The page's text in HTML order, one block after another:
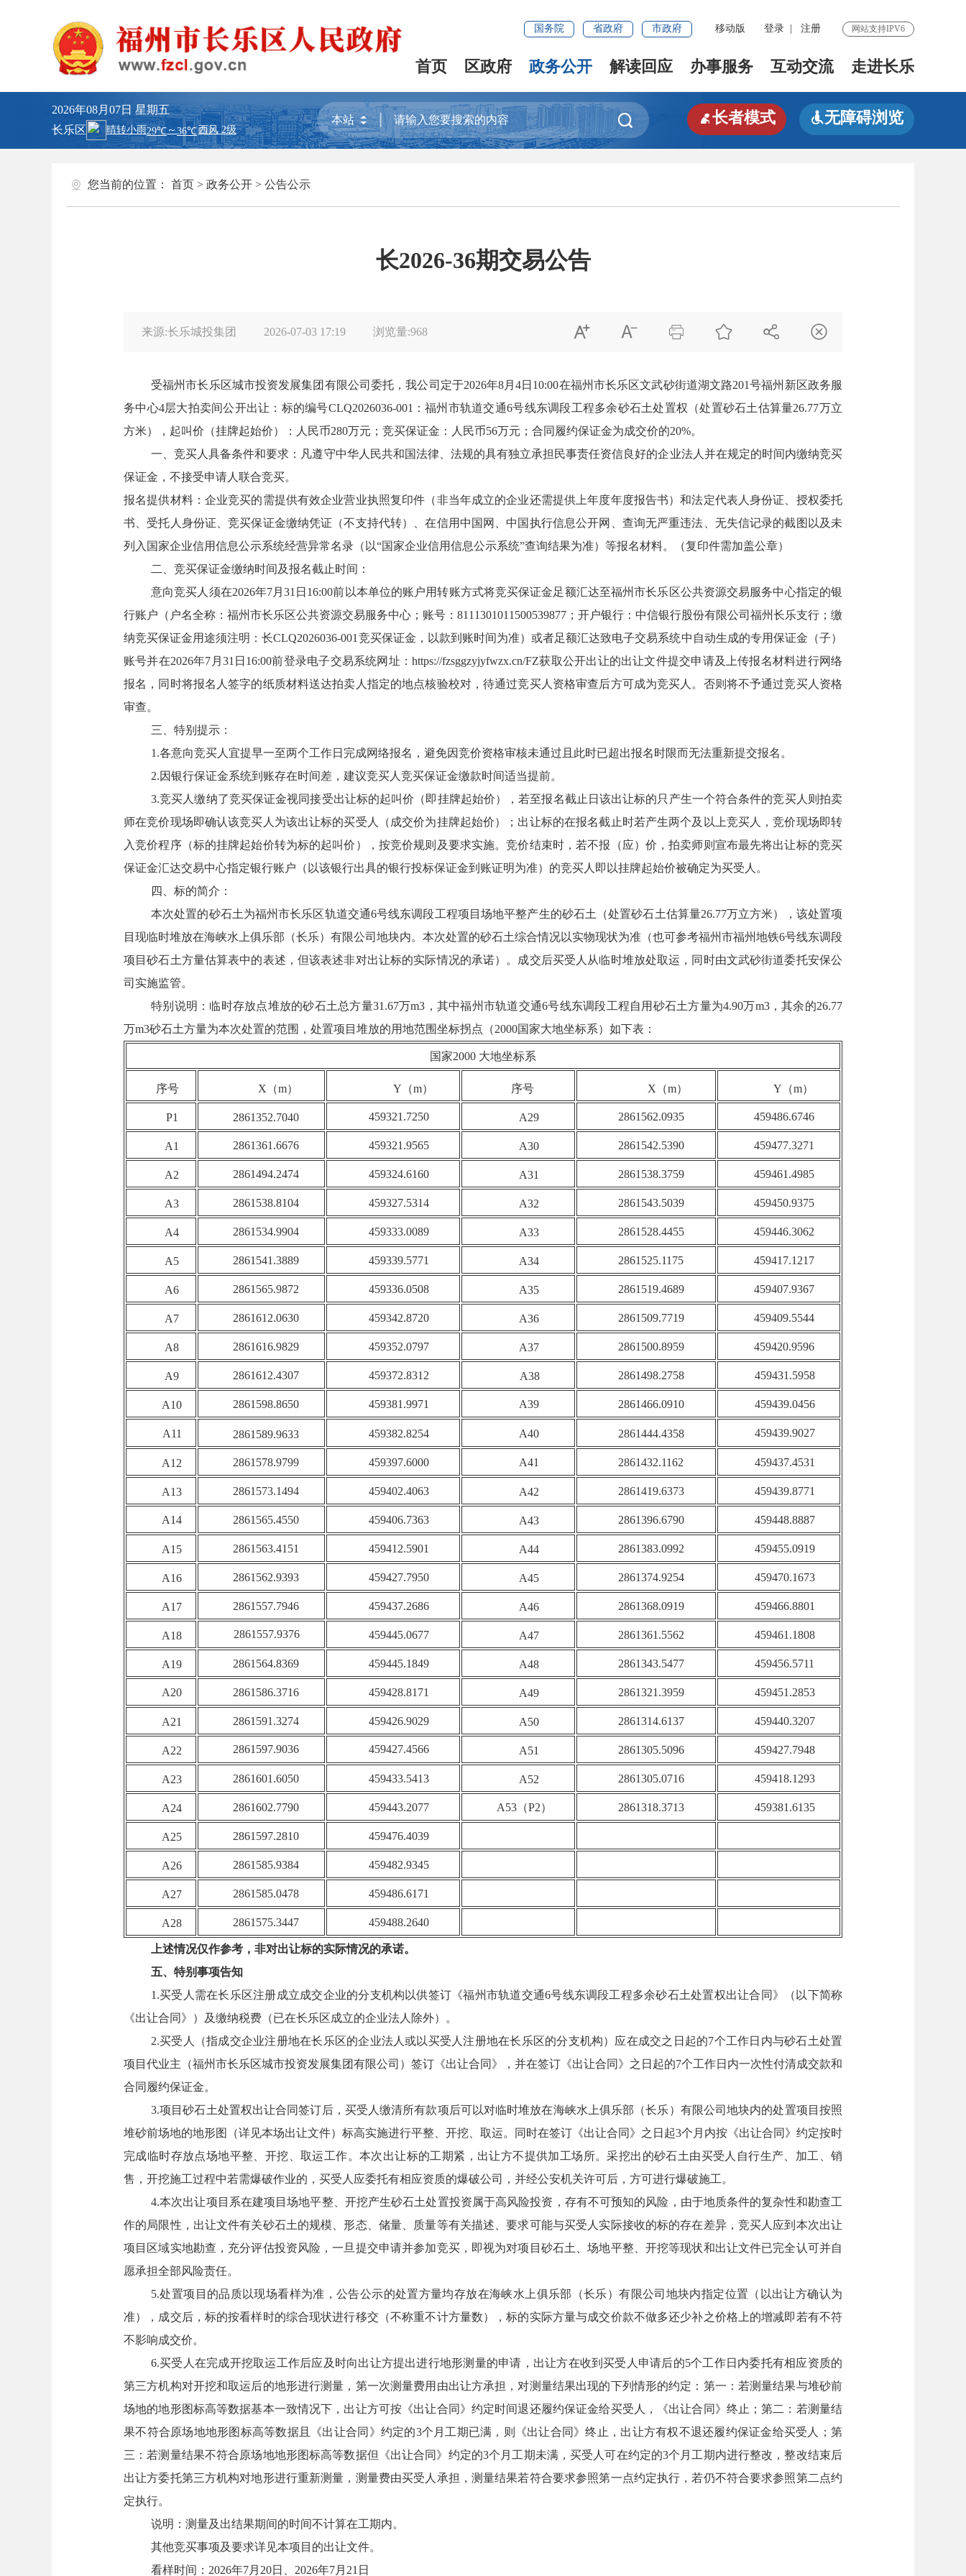
国务院 省政府 市政府 移动版 登录 注册 网站支持IPV6
首页 区政府 政务公开 解读回应 办事服务 互动交流 走进长乐
2026年08月07日 星期五
长乐区
 长者模式 无障碍浏览
您当前的位置： 首页 > 政务公开 > 公告公示
长2026-36期交易公告
来源:长乐城投集团 2026-07-03 17:19 浏览量:968      
受福州市长乐区城市投资发展集团有限公司委托，我公司定于2026年8月4日10:00在福州市长乐区文武砂街道湖文路201号福州新区政务服
务中心4层大拍卖间公开出让：标的编号CLQ2026036-001：福州市轨道交通6号线东调段工程多余砂石土处置权（处置砂石土估算量26.77万立
方米），起叫价（挂牌起始价）：人民币280万元；竞买保证金：人民币56万元；合同履约保证金为成交价的20%。
一、竞买人具备条件和要求：凡遵守中华人民共和国法律、法规的具有独立承担民事责任资信良好的企业法人并在规定的时间内缴纳竞买
保证金，不接受申请人联合竞买。
报名提供材料：企业竞买的需提供有效企业营业执照复印件（非当年成立的企业还需提供上年度年度报告书）和法定代表人身份证、授权委托
书、受托人身份证、竞买保证金缴纳凭证（不支持代转）、在信用中国网、中国执行信息公开网、查询无严重违法、无失信记录的截图以及未
列入国家企业信用信息公示系统经营异常名录（以“国家企业信用信息公示系统”查询结果为准）等报名材料。（复印件需加盖公章）
二、竞买保证金缴纳时间及报名截止时间：
意向竞买人须在2026年7月31日16:00前以本单位的账户用转账方式将竞买保证金足额汇达至福州市长乐区公共资源交易服务中心指定的银
行账户（户名全称：福州市长乐区公共资源交易服务中心；账号：8111301011500539877；开户银行：中信银行股份有限公司福州长乐支行；缴
纳竞买保证金用途须注明：长CLQ2026036-001竞买保证金，以款到账时间为准）或者足额汇达致电子交易系统中自动生成的专用保证金（子）
账号并在2026年7月31日16:00前登录电子交易系统网址：https://fzsggzyjyfwzx.cn/FZ获取公开出让的出让文件提交申请及上传报名材料进行网络
报名，同时将报名人签字的纸质材料送达拍卖人指定的地点核验校对，待通过竞买人资格审查后方可成为竞买人。否则将不予通过竞买人资格
审查。
三、特别提示：
1.各意向竞买人宜提早一至两个工作日完成网络报名，避免因竞价资格审核未通过且此时已超出报名时限而无法重新提交报名。
2.因银行保证金系统到账存在时间差，建议竞买人竞买保证金缴款时间适当提前。
3.竞买人缴纳了竞买保证金视同接受出让标的起叫价（即挂牌起始价），若至报名截止日该出让标的只产生一个符合条件的竞买人则拍卖
师在竞价现场即确认该竞买人为该出让标的买受人（成交价为挂牌起始价）；出让标的在报名截止时若产生两个及以上竞买人，竞价现场即转
入竞价程序（标的挂牌起始价转为标的起叫价），按竞价规则及要求实施。竞价结束时，若不报（应）价，拍卖师则宣布最先将出让标的竞买
保证金汇达交易中心指定银行账户（以该银行出具的银行投标保证金到账证明为准）的竞买人即以挂牌起始价被确定为买受人。
四、标的简介：
本次处置的砂石土为福州市长乐区轨道交通6号线东调段工程项目场地平整产生的砂石土（处置砂石土估算量26.77万立方米），该处置项
目现临时堆放在海峡水上俱乐部（长乐）有限公司地块内。本次处置的砂石土综合情况以实物现状为准（也可参考福州市福州地铁6号线东调段
项目砂石土方量估算表中的表述，但该表述非对出让标的实际情况的承诺）。成交后买受人从临时堆放处取运，同时由文武砂街道委托安保公
司实施监管。
特别说明：临时存放点堆放的砂石土总方量31.67万m3，其中福州市轨道交通6号线东调段工程自用砂石土方量为4.90万m3，其余的26.77
万m3砂石土方量为本次处置的范围，处置项目堆放的用地范围坐标拐点（2000国家大地坐标系）如下表：
国家2000 大地坐标系
序号 X（m） Y（m） 序号 X（m） Y（m）
P1 2861352.7040 459321.7250 A29 2861562.0935 459486.6746
A1 2861361.6676 459321.9565 A30 2861542.5390 459477.3271
A2 2861494.2474 459324.6160 A31 2861538.3759 459461.4985
A3 2861538.8104 459327.5314 A32 2861543.5039 459450.9375
A4 2861534.9904 459333.0089 A33 2861528.4455 459446.3062
A5 2861541.3889 459339.5771 A34 2861525.1175 459417.1217
A6 2861565.9872 459336.0508 A35 2861519.4689 459407.9367
A7 2861612.0630 459342.8720 A36 2861509.7719 459409.5544
A8 2861616.9829 459352.0797 A37 2861500.8959 459420.9596
A9 2861612.4307 459372.8312 A38 2861498.2758 459431.5958
A10 2861598.8650 459381.9971 A39 2861466.0910 459439.0456
A11 2861589.9633 459382.8254 A40 2861444.4358 459439.9027
A12 2861578.9799 459397.6000 A41 2861432.1162 459437.4531
A13 2861573.1494 459402.4063 A42 2861419.6373 459439.8771
A14 2861565.4550 459406.7363 A43 2861396.6790 459448.8887
A15 2861563.4151 459412.5901 A44 2861383.0992 459455.0919
A16 2861562.9393 459427.7950 A45 2861374.9254 459470.1673
A17 2861557.7946 459437.2686 A46 2861368.0919 459466.8801
A18 2861557.9376 459445.0677 A47 2861361.5562 459461.1808
A19 2861564.8369 459445.1849 A48 2861343.5477 459456.5711
A20 2861586.3716 459428.8171 A49 2861321.3959 459451.2853
A21 2861591.3274 459426.9029 A50 2861314.6137 459440.3207
A22 2861597.9036 459427.4566 A51 2861305.5096 459427.7948
A23 2861601.6050 459433.5413 A52 2861305.0716 459418.1293
A24 2861602.7790 459443.2077 A53（P2） 2861318.3713 459381.6135
A25 2861597.2810 459476.4039
A26 2861585.9384 459482.9345
A27 2861585.0478 459486.6171
A28 2861575.3447 459488.2640
上述情况仅作参考，非对出让标的实际情况的承诺。
五、特别事项告知
1.买受人需在长乐区注册成立成交企业的分支机构以供签订《福州市轨道交通6号线东调段工程多余砂石土处置权出让合同》（以下简称
《出让合同》）及缴纳税费（已在长乐区成立的企业法人除外）。
2.买受人（指成交企业注册地在长乐区的企业法人或以买受人注册地在长乐区的分支机构）应在成交之日起的7个工作日内与砂石土处置
项目代业主（福州市长乐区城市投资发展集团有限公司）签订《出让合同》，并在签订《出让合同》之日起的7个工作日内一次性付清成交款和
合同履约保证金。
3.项目砂石土处置权出让合同签订后，买受人缴清所有款项后可以对临时堆放在海峡水上俱乐部（长乐）有限公司地块内的处置项目按照
堆砂前场地的地形图（详见本场出让文件）标高实施进行平整、开挖、取运。同时在签订《出让合同》之日起3个月内按《出让合同》约定按时
完成临时存放点场地平整、开挖、取运工作。本次出让标的工期紧，出让方不提供加工场所。采挖出的砂石土由买受人自行生产、加工、销
售，开挖施工过程中若需爆破作业的，买受人应委托有相应资质的爆破公司，并经公安机关许可后，方可进行爆破施工。
4.本次出让项目系在建项目场地平整、开挖产生砂石土处置投资属于高风险投资，存有不可预知的风险，由于地质条件的复杂性和勘查工
作的局限性，出让文件有关砂石土的规模、形态、储量、质量等有关描述、要求可能与买受人实际接收的标的存在差异，竞买人应到本次出让
项目区域实地勘查，充分评估投资风险，一旦提交申请并参加竞买，即视为对项目砂石土、场地平整、开挖等现状和出让文件已完全认可并自
愿承担全部风险责任。
5.处置项目的品质以现场看样为准，公告公示的处置方量均存放在海峡水上俱乐部（长乐）有限公司地块内指定位置（以出让方确认为
准），成交后，标的按看样时的综合现状进行移交（不称重不计方量数），标的实际方量与成交价款不做多还少补之价格上的增减即若有不符
不影响成交价。
6.买受人在完成开挖取运工作后应及时向出让方提出进行地形测量的申请，出让方在收到买受人申请后的5个工作日内委托有相应资质的
第三方机构对开挖和取运后的地形进行测量，第一次测量费用由出让方承担，对测量结果出现的下列情形的约定：第一：若测量结果与堆砂前
场地的地形图标高等数据基本一致情况下，出让方可按《出让合同》约定时间退还履约保证金给买受人，《出让合同》终止；第二：若测量结
果不符合原场地地形图标高等数据且《出让合同》约定的3个月工期已满，则《出让合同》终止，出让方有权不退还履约保证金给买受人；第
三：若测量结果不符合原场地地形图标高等数据但《出让合同》约定的3个月工期未满，买受人可在约定的3个月工期内进行整改，整改结束后
出让方委托第三方机构对地形进行重新测量，测量费由买受人承担，测量结果若符合要求参照第一点约定执行，若仍不符合要求参照第二点约
定执行。
说明：测量及出结果期间的时间不计算在工期内。
其他竞买事项及要求详见本项目的出让文件。
看样时间：2026年7月20日、2026年7月21日